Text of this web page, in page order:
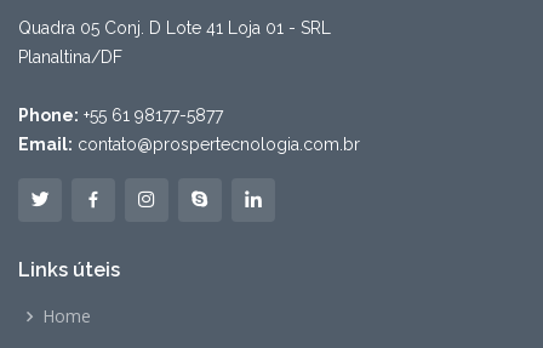
Quadra 05 Conj. D Lote 41 Loja 01 - SRL
Planaltina/DF
Phone: +55 61 98177-5877
Email: contato@prospertecnologia.com.br
Links úteis
Home